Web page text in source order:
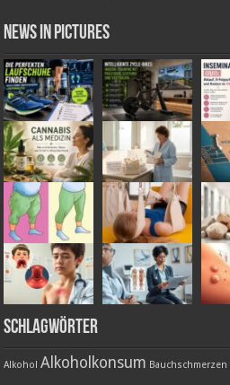
News in Pictures
Schlagwörter
Alkohol Alkoholkonsum Bauchschmerzen